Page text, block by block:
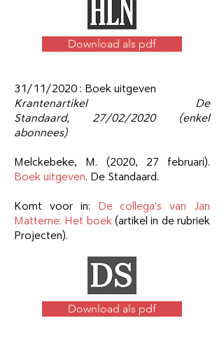
Download als pdf
31/11/2020 : Boek uitgeven
Krantenartikel De
Standaard, 27/02/2020 (enkel
abonnees)
Melckebeke, M. (2020, 27 februari).
Boek uitgeven. De Standaard.
Komt voor in: De collega's van Jan
Matterne: Het boek (artikel in de rubriek
Projecten).
Download als pdf